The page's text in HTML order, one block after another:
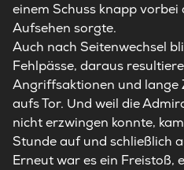
einem Schuss knapp vorbei
Aufsehen sorgte.
Auch nach Seitenwechsel
Fehlpässe, daraus
Angriffsaktionen und lange
aufs Tor. Und weil die
nicht erzwingen konnte,
Stunde auf und schließlich
Erneut war es ein Freistoß,